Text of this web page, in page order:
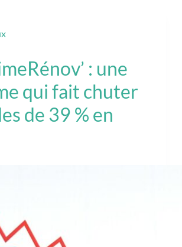
: une
qui fait chuter
de 39 % en